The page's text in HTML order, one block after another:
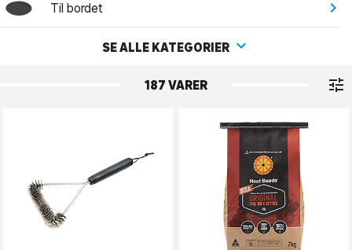
Til bordet
SE ALLE KATEGORIER
187 VARER